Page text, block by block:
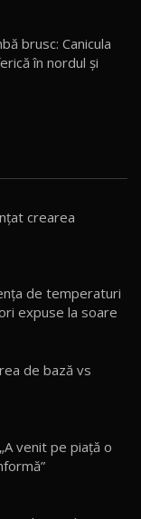
Drive
AutoBlog.MD
și Confortabil
/ AutoBlog.MD
Testat în
brusc: Canicula
în nordul și
crearea
de temperaturi
expuse la soare
de bază vs
venit pe piață o